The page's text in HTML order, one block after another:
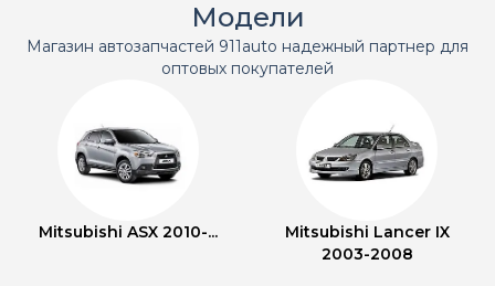
Модели
Магазин автозапчастей 911auto надежный партнер для
оптовых покупателей
Mitsubishi ASX 2010-...
Mitsubishi Lancer IX
2003-2008